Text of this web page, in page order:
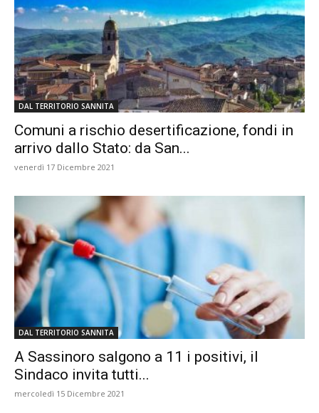
DAL TERRITORIO SANNITA
Comuni a rischio desertificazione, fondi in
arrivo dallo Stato: da San...
venerdì 17 Dicembre 2021
DAL TERRITORIO SANNITA
A Sassinoro salgono a 11 i positivi, il
Sindaco invita tutti...
mercoledì 15 Dicembre 2021